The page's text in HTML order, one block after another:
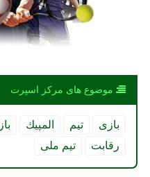
موضوع های مركز اسپرت
بازی تیم المپیك
رقابت
تیم ملی